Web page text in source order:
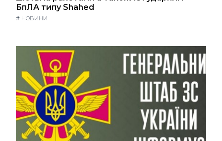
БпЛА типу Shahed
# НОВИНИ